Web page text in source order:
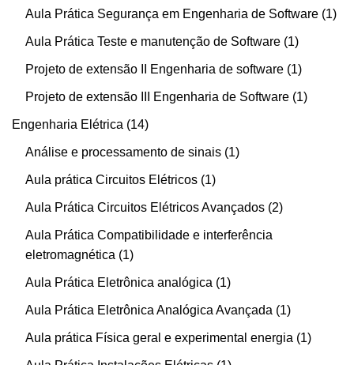
Aula Prática Segurança em Engenharia de Software 1
Aula Prática Teste e manutenção de Software 1
Projeto de extensão II Engenharia de software 1
Projeto de extensão III Engenharia de Software 1
Engenharia Elétrica 14
Análise e processamento de sinais 1
Aula prática Circuitos Elétricos 1
Aula Prática Circuitos Elétricos Avançados 2
Aula Prática Compatibilidade e interferência
eletromagnética
1
Aula Prática Eletrônica analógica 1
Aula Prática Eletrônica Analógica Avançada 1
Aula prática Física geral e experimental energia 1